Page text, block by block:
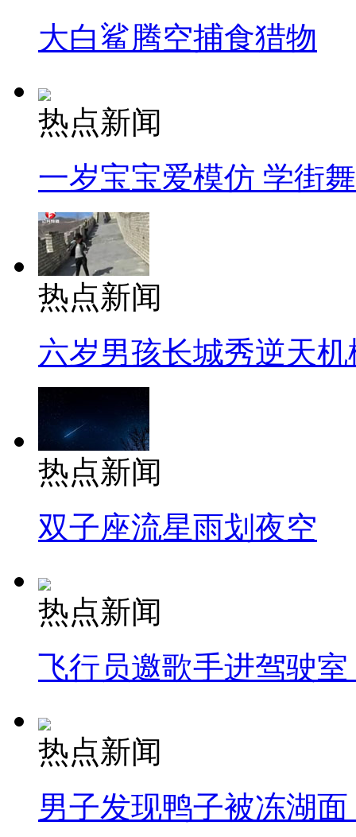
大白鲨腾空捕食猎物
热点新闻
一岁宝宝爱模仿 学街
热点新闻
六岁男孩长城秀逆天机
热点新闻
双子座流星雨划夜空
热点新闻
飞行员邀歌手进驾驶
热点新闻
男子发现鸭子被冻湖